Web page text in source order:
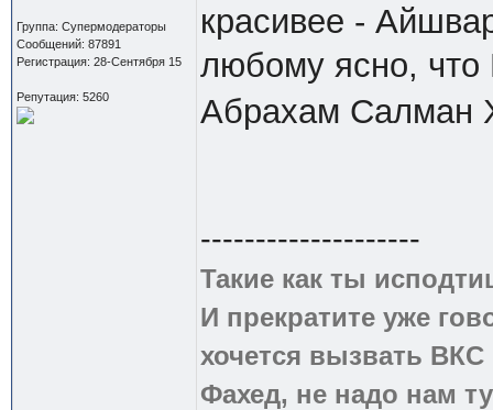
Группа: Супермодераторы
Сообщений: 87891
Регистрация: 28-Сентября 15
Репутация: 5260
красивее -
любому ясно,
Абрахам Салман
--------------------
Такие как ты
И прекратите уже
хочется вызвать
Фахед, не надо нам